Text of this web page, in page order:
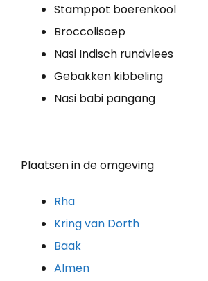
Stamppot boerenkool
Broccolisoep
Nasi Indisch rundvlees
Gebakken kibbeling
Nasi babi pangang
Plaatsen in de omgeving
Rha
Kring van Dorth
Baak
Almen